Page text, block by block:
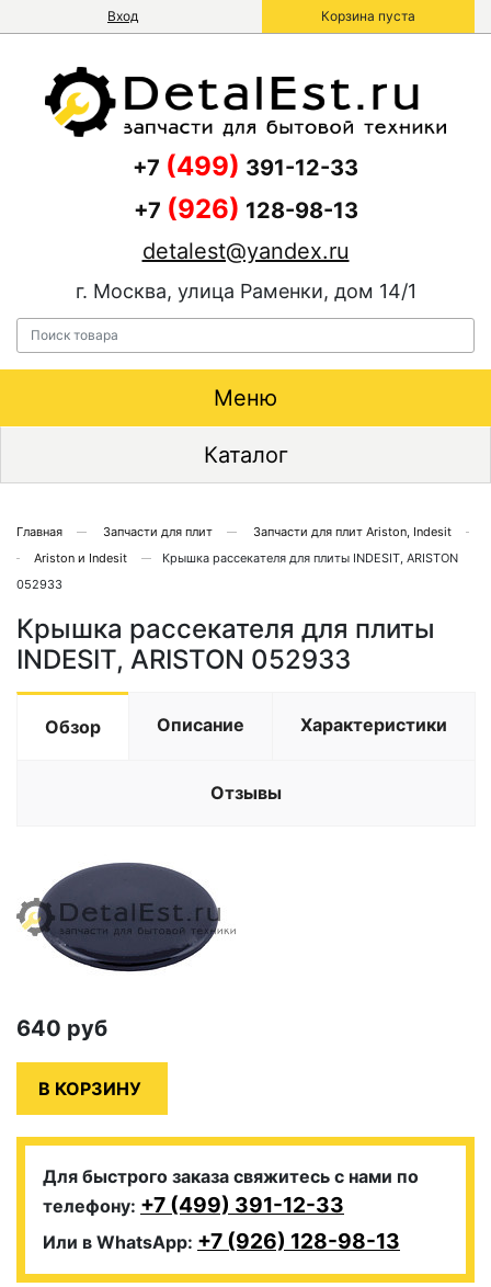
Вход Корзина пуста
+7 (499) 391-12-33
+7 (926) 128-98-13
detalest@yandex.ru
г. Москва, улица Раменки, дом 14/1
Меню
Каталог
Главная Запчасти для плит
Запчасти для плит Ariston, Indesit
Ariston и Indesit
Крышка рассекателя для плиты INDESIT, ARISTON
052933
Крышка рассекателя для плиты
INDESIT, ARISTON 052933
Обзор Описание Характеристики
Отзывы
640 руб
Для быстрого заказа свяжитесь с нами по
телефону: +7 (499) 391-12-33
Или в WhatsApp: +7 (926) 128-98-13